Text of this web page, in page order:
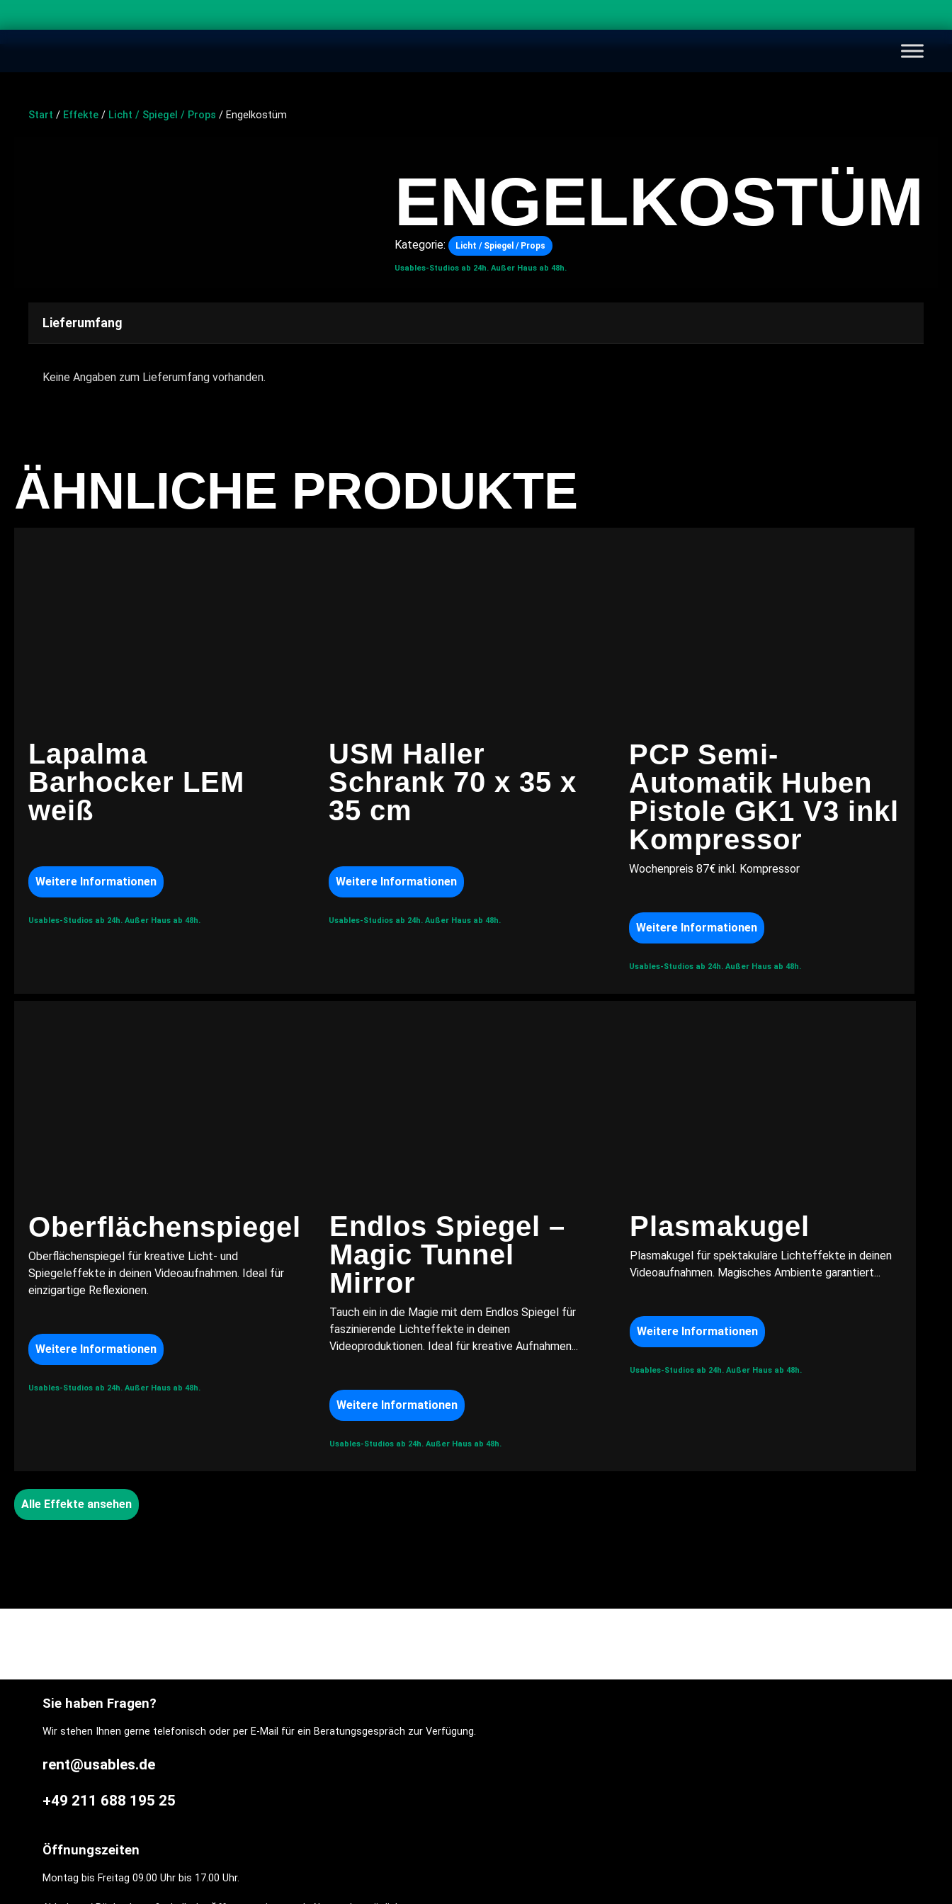
Start / Effekte / Licht / Spiegel / Props / Engelkostüm
ENGELKOSTÜM
Kategorie: Licht / Spiegel / Props
Usables-Studios ab 24h. Außer Haus ab 48h.
Lieferumfang
Keine Angaben zum Lieferumfang vorhanden.
ÄHNLICHE PRODUKTE
Lapalma
Barhocker LEM
weiß
Weitere Informationen
Usables-Studios ab 24h. Außer Haus ab 48h.
USM Haller
Schrank 70 x 35 x
35 cm
Weitere Informationen
Usables-Studios ab 24h. Außer Haus ab 48h.
PCP Semi-
Automatik Huben
Pistole GK1 V3 inkl
Kompressor
Wochenpreis 87€ inkl. Kompressor
Weitere Informationen
Usables-Studios ab 24h. Außer Haus ab 48h.
Oberflächenspiegel
Oberflächenspiegel für kreative Licht- und
Spiegeleffekte in deinen Videoaufnahmen. Ideal für
einzigartige Reflexionen.
Weitere Informationen
Usables-Studios ab 24h. Außer Haus ab 48h.
Endlos Spiegel –
Magic Tunnel
Mirror
Tauch ein in die Magie mit dem Endlos Spiegel für
faszinierende Lichteffekte in deinen
Videoproduktionen. Ideal für kreative Aufnahmen...
Weitere Informationen
Usables-Studios ab 24h. Außer Haus ab 48h.
Plasmakugel
Plasmakugel für spektakuläre Lichteffekte in deinen
Videoaufnahmen. Magisches Ambiente garantiert...
Weitere Informationen
Usables-Studios ab 24h. Außer Haus ab 48h.
Alle Effekte ansehen
Sie haben Fragen?
Wir stehen Ihnen gerne telefonisch oder per E-Mail für ein Beratungsgespräch zur Verfügung.
rent@usables.de
+49 211 688 195 25
Öffnungszeiten
Montag bis Freitag 09.00 Uhr bis 17.00 Uhr.